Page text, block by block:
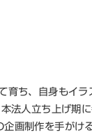
ち、自身もイラ
人立ち上げ期に
画制作を手がけ